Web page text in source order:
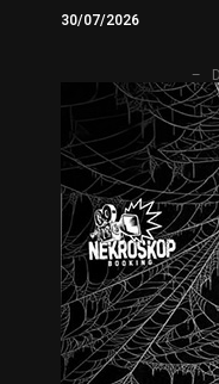
30/07/2026
–